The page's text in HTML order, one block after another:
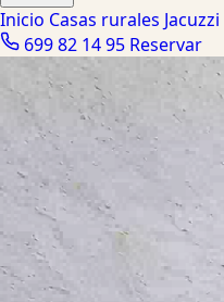
Inicio Casas rurales Jacuzzi
699 82 14 95 Reservar